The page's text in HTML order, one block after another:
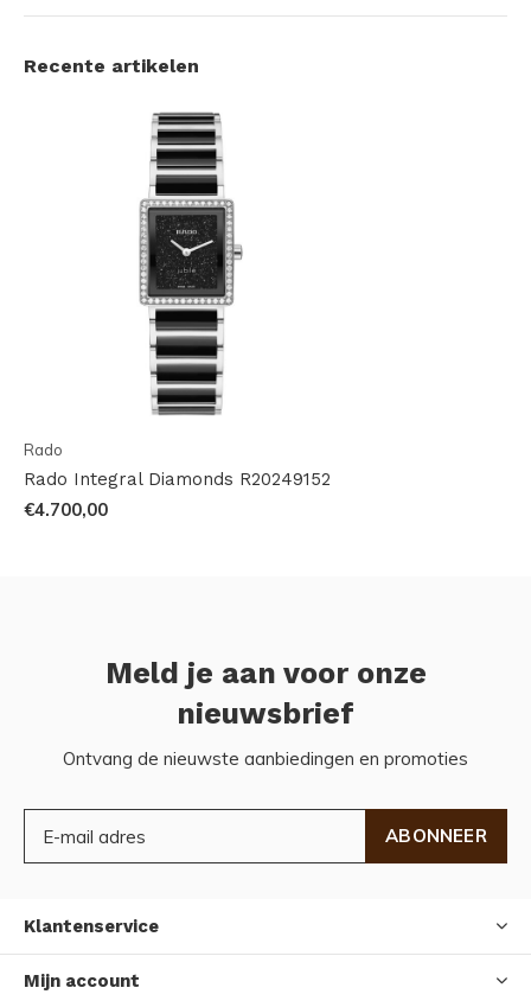
Recente artikelen
Rado
Rado Integral Diamonds R20249152
€4.700,00
Meld je aan voor onze
nieuwsbrief
Ontvang de nieuwste aanbiedingen en promoties
ABONNEER
Klantenservice
Mijn account